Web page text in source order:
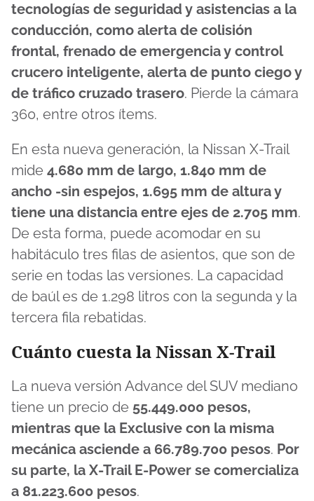
tecnologías de seguridad y asistencias a la
conducción, como alerta de colisión
frontal, frenado de emergencia y control
crucero inteligente, alerta de punto ciego y
de tráfico cruzado trasero. Pierde la cámara
360, entre otros ítems.
En esta nueva generación, la Nissan X-Trail
mide 4.680 mm de largo, 1.840 mm de
ancho -sin espejos, 1.695 mm de altura y
tiene una distancia entre ejes de 2.705 mm.
De esta forma, puede acomodar en su
habitáculo tres filas de asientos, que son de
serie en todas las versiones. La capacidad
de baúl es de 1.298 litros con la segunda y la
tercera fila rebatidas.
Cuánto cuesta la Nissan X-Trail
La nueva versión Advance del SUV mediano
tiene un precio de 55.449.000 pesos,
mientras que la Exclusive con la misma
mecánica asciende a 66.789.700 pesos. Por
su parte, la X-Trail E-Power se comercializa
a 81.223.600 pesos.